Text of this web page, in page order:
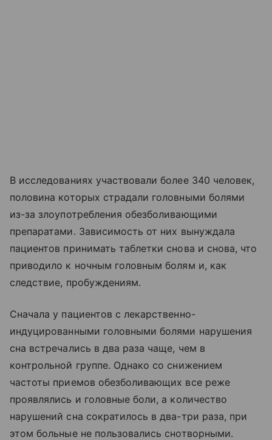
В исследованиях участвовали более 340 человек,
половина которых страдали головными болями
из-за злоупотребления обезболивающими
препаратами. Зависимость от них вынуждала
пациентов принимать таблетки снова и снова, что
приводило к ночным головным болям и, как
следствие, пробуждениям.
Сначала у пациентов с лекарственно-
индуцированными головными болями нарушения
сна встречались в два раза чаще, чем в
контрольной группе. Однако со снижением
частоты приемов обезболивающих все реже
проявлялись и головные боли, а количество
нарушений сна сократилось в два-три раза, при
этом больные не пользовались снотворными.